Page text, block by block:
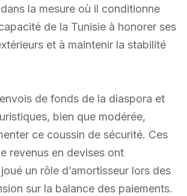
la mesure où il conditionne
de la Tunisie à honorer ses
et à maintenir la stabilité
de fonds de la diaspora et
bien que modérée,
ce coussin de sécurité. Ces
revenus en devises ont
un rôle d’amortisseur lors des
sur la balance des paiements.